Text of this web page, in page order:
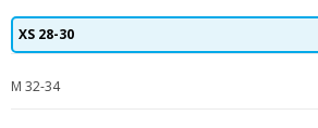
XS 28-30
M 32-34